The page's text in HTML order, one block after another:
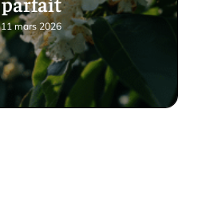
11 mars 2026